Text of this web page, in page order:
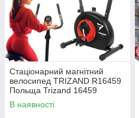
Стаціонарний магнітний
велосипед TRIZAND R16459
Польща Trizand 16459
В наявності